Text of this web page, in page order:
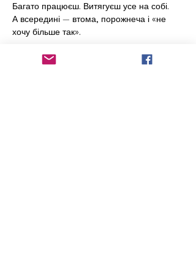
Багато працюєш. Витягуєш усе на собі.
А всередині — втома, порожнеча і «не
хочу більше так».
Гроші даються важче, ніж мали б.